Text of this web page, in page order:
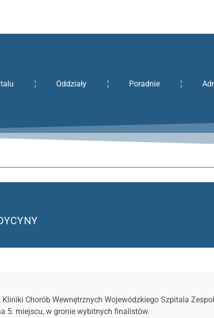
Oddziały Poradnie
Chorób Wewnętrznych Wojewódzkiego Szpitala
5. miejscu, w gronie wybitnych finalistów.